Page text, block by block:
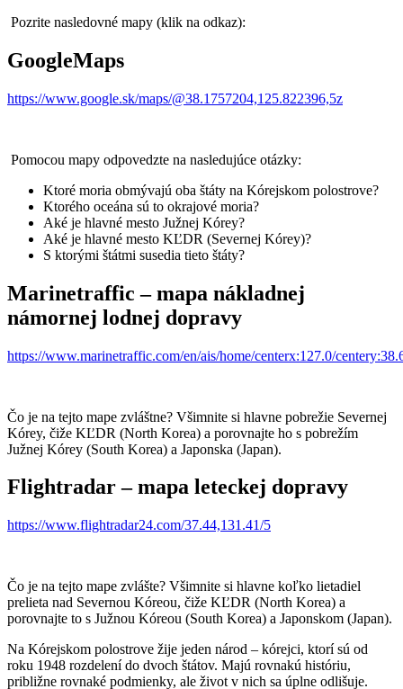
Pozrite nasledovné mapy (klik na odkaz):
GoogleMaps
https://www.google.sk/maps/@38.1757204,125.822396,5z
Pomocou mapy odpovedzte na nasledujúce otázky:
Ktoré moria obmývajú oba štáty na Kórejskom polostrove?
Ktorého oceána sú to okrajové moria?
Aké je hlavné mesto Južnej Kórey?
Aké je hlavné mesto KĽDR (Severnej Kórey)?
S ktorými štátmi susedia tieto štáty?
Marinetraffic – mapa nákladnej
námornej lodnej dopravy
https://www.marinetraffic.com/en/ais/home/centerx:127.0/
Čo je na tejto mape zvláštne? Všimnite si hlavne pobrežie Severnej
Kórey, čiže KĽDR (North Korea) a porovnajte ho s pobrežím
Južnej Kórey (South Korea) a Japonska (Japan).
Flightradar – mapa leteckej dopravy
https://www.flightradar24.com/37.44,131.41/5
Čo je na tejto mape zvlášte? Všimnite si hlavne koľko lietadiel
prelieta nad Severnou Kóreou, čiže KĽDR (North Korea) a
porovnajte to s Južnou Kóreou (South Korea) a Japonskom (Japan).
Na Kórejskom polostrove žije jeden národ – kórejci, ktorí sú od
roku 1948 rozdelení do dvoch štátov. Majú rovnakú históriu,
približne rovnaké podmienky, ale život v nich sa úplne odlišuje.